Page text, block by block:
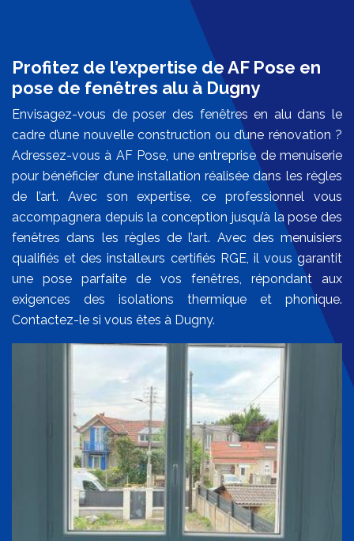
Profitez de l’expertise de AF Pose en
pose de fenêtres alu à Dugny
Envisagez-vous de poser des fenêtres en alu dans le
cadre d’une nouvelle construction ou d’une rénovation ?
Adressez-vous à AF Pose, une entreprise de menuiserie
pour bénéficier d’une installation réalisée dans les règles
de l’art. Avec son expertise, ce professionnel vous
accompagnera depuis la conception jusqu’à la pose des
fenêtres dans les règles de l’art. Avec des menuisiers
qualifiés et des installeurs certifiés RGE, il vous garantit
une pose parfaite de vos fenêtres, répondant aux
exigences des isolations thermique et phonique.
Contactez-le si vous êtes à Dugny.